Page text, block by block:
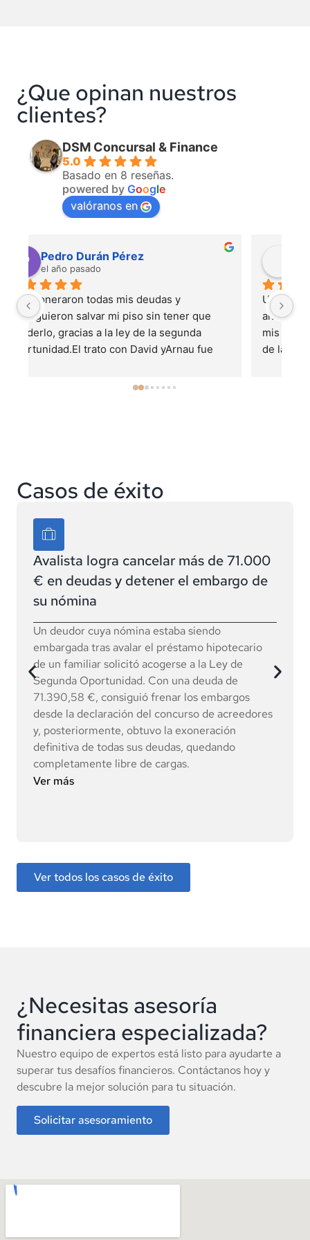
¿Que opinan nuestros
clientes?
DSM Concursal & Finance
5.0
Basado en 8 reseñas.
powered by Google
valóranos en
Juan Alberto Almirall
el año pasado
Un despacho muy profesional, con personal
altamente cualificado,  han sabido resolver
mis dudas legales, e iniciar el procedimiento
de la Ley de la segunda oportunidad con un
dudaría en volver a contratarlos si fuera
Casos de éxito
Avalista logra cancelar más de 71.000
€ en deudas y detener el embargo de
su nómina
Un deudor cuya nómina estaba siendo
embargada tras avalar el préstamo hipotecario
de un familiar solicitó acogerse a la Ley de
Segunda Oportunidad. Con una deuda de
71.390,58 €, consiguió frenar los embargos
desde la declaración del concurso de acreedores
y, posteriormente, obtuvo la exoneración
definitiva de todas sus deudas, quedando
completamente libre de cargas.
Ver más
Ver todos los casos de éxito
¿Necesitas asesoría
financiera especializada?
Nuestro equipo de expertos está listo para ayudarte a
superar tus desafíos financieros. Contáctanos hoy y
descubre la mejor solución para tu situación.
Solicitar asesoramiento